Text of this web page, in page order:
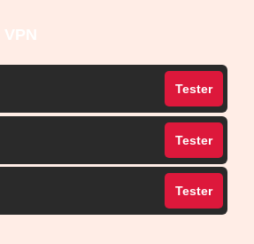
Tester
Tester
Tester